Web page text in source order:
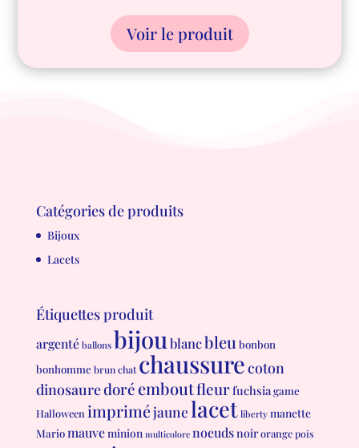
Voir le produit
Catégories de produits
Bijoux
Lacets
Étiquettes produit
argenté ballons bijou blancbleu bonbon
bonhomme brun chat chaussurecoton
dinosauredoré emboutfleurfuchsiagame
Halloween impriméjaunelacet liberty manette
Mariomauveminion multicolore noeudsnoirorange pois